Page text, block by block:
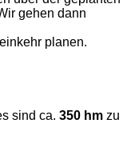
gehen dann
planen.
sind ca. 350 hm zu